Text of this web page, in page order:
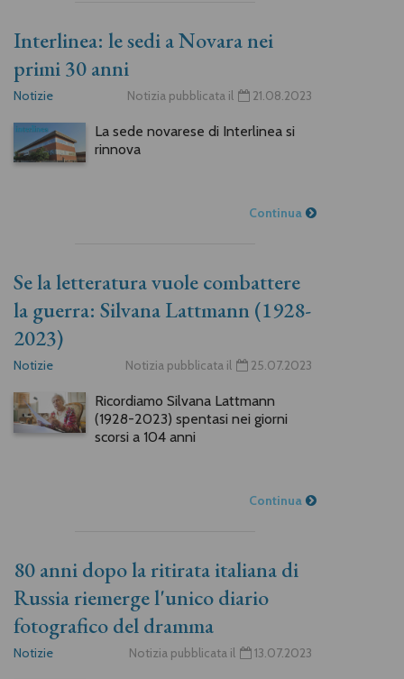
Interlinea: le sedi a Novara nei
primi 30 anni
Notizie Notizia pubblicata il 21.08.2023
La sede novarese di Interlinea si
rinnova
Continua
Se la letteratura vuole combattere
la guerra: Silvana Lattmann (1928-
2023)
Notizie Notizia pubblicata il 25.07.2023
Ricordiamo Silvana Lattmann
(1928-2023) spentasi nei giorni
scorsi a 104 anni
Continua
80 anni dopo la ritirata italiana di
Russia riemerge l'unico diario
fotografico del dramma
Notizie Notizia pubblicata il 13.07.2023